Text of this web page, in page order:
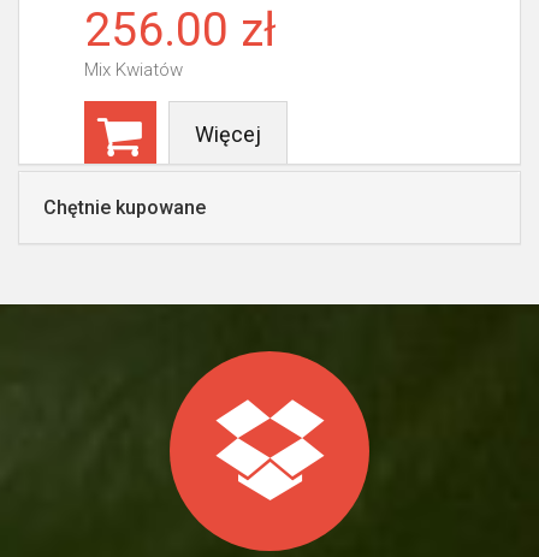
256.00 zł
Mix Kwiatów
Więcej
Chętnie kupowane